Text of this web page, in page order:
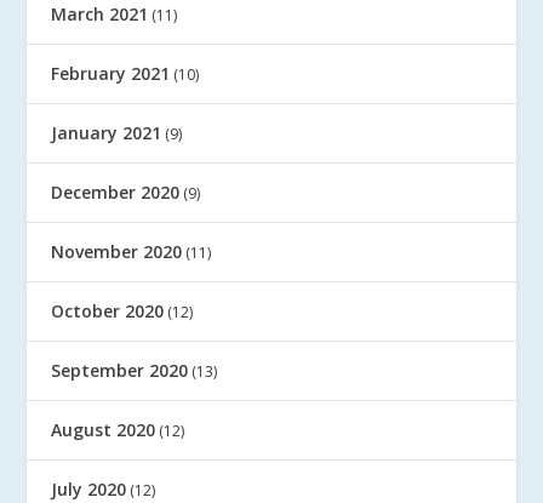
March 2021 (11)
February 2021 (10)
January 2021 (9)
December 2020 (9)
November 2020 (11)
October 2020 (12)
September 2020 (13)
August 2020 (12)
July 2020 (12)